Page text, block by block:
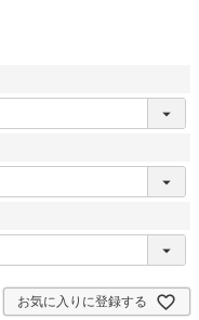
お気に入りに登録する